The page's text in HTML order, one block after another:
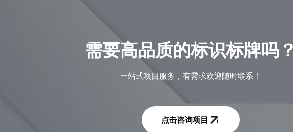
需要高品质的标识标牌吗？
一站式项目服务，有需求欢迎随时联系！
点击咨询项目